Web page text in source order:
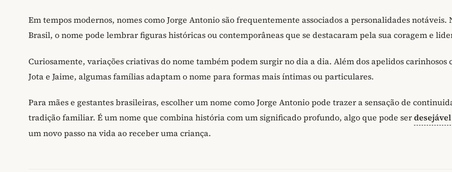
Em tempos modernos, nomes como Jorge Antonio são frequentemente associados a personalidades notáveis.
Brasil, o nome pode lembrar figuras históricas ou contemporâneas que se destacaram pela sua coragem e
Curiosamente, variações criativas do nome também podem surgir no dia a dia. Além dos apelidos carinhosos
Jota e Jaime, algumas famílias adaptam o nome para formas mais íntimas ou particulares.
Para mães e gestantes brasileiras, escolher um nome como Jorge Antonio pode trazer a sensação de
tradição familiar. É um nome que combina história com um significado profundo, algo que pode serdesejável
um novo passo na vida ao receber uma criança.